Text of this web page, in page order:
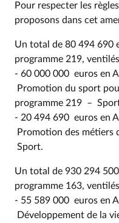
Pour respecter les
proposons dans cet
Un total de 80 494 690
programme 219,
- 60 000 000 euros en
Promotion du sport
programme 219 –
- 20 494 690 euros en
Promotion des métiers
Sport.
Un total de 930 294
programme 163,
- 55 589 000 euros en
Développement de la